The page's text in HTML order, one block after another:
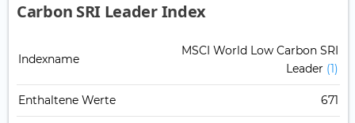
Carbon SRI Leader Index
Indexname
MSCI World Low Carbon SRI
Leader (1)
Enthaltene Werte 671